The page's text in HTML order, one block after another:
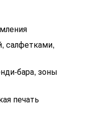
салфетками,
бара, зоны
печать